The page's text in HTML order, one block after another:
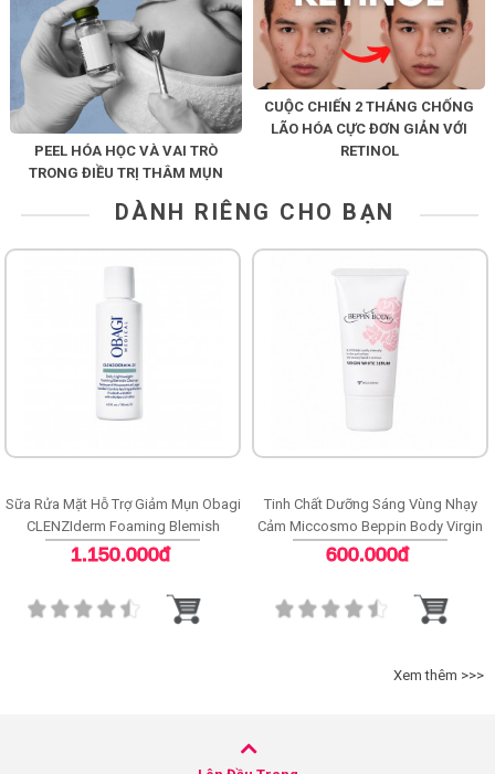
PEEL HÓA HỌC VÀ VAI TRÒ
TRONG ĐIỀU TRỊ THÂM MỤN
CUỘC CHIẾN 2 THÁNG CHỐNG
LÃO HÓA CỰC ĐƠN GIẢN VỚI
RETINOL
DÀNH RIÊNG CHO BẠN
Sữa Rửa Mặt Hỗ Trợ Giảm Mụn Obagi
CLENZIderm Foaming Blemish
Cleanser
1.150.000đ
Tinh Chất Dưỡng Sáng Vùng Nhạy
Cảm Miccosmo Beppin Body Virgin
White Serum
600.000đ
Xem thêm >>>